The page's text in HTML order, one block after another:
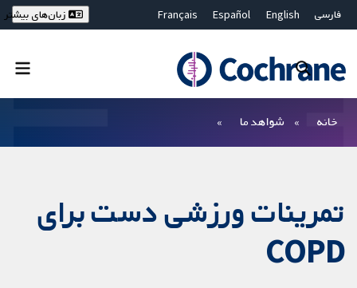
فارسی English
Español
Français
Bahasa Malaysia
ไทย
繁體中文
زبان‌های بیشتر
خانه شواهد ما
تمرینات ورزشی دست برای
COPD